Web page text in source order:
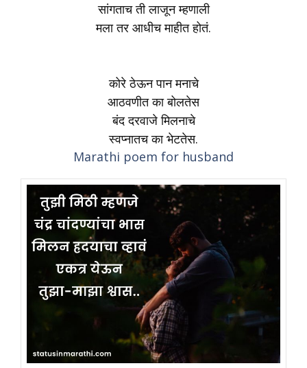
सांगताच ती लाजून म्हणाली
मला तर आधीच माहीत होतं.
कोरे ठेऊन पान मनाचे
आठवणीत का बोलतेस
बंद दरवाजे मिलनाचे
स्वप्नातच का भेटतेस.
Marathi poem for husband